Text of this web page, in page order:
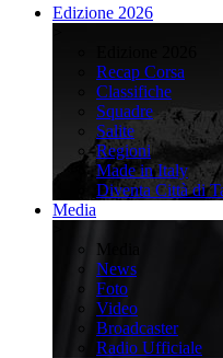
Edizione 2026
Recap Corsa
Classifiche
Squadre
Salite
Regioni
Made in Italy
Diventa Città di
Media
Media
News
Foto
Video
Broadcaster
Radio Ufficiale